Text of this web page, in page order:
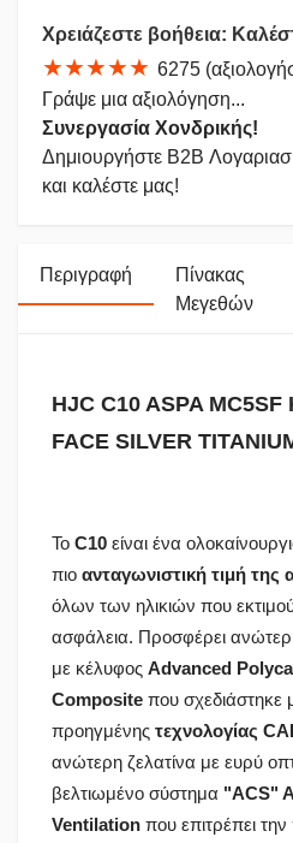
Χρειάζεστε βοήθεια:
★★★★★ 6275
Γράψε μια αξιολόγηση...
Συνεργασία Χονδρικής!
Δημιουργήστε B2B
και καλέστε μας!
Περιγραφή
Πίνακας
Μεγεθών
HJC C10 ASPA
FACE SILVER
Το C10 είναι ένα
πιο ανταγωνιστική τιμή της
όλων των ηλικιών που
ασφάλεια. Προσφέρει
με κέλυφος Advanced
Composite που σχεδιάστηκε
προηγμένης τεχνολογίας
ανώτερη ζελατίνα με ευρύ
βελτιωμένο σύστημα "ACS"
Ventilation που επιτρέπει